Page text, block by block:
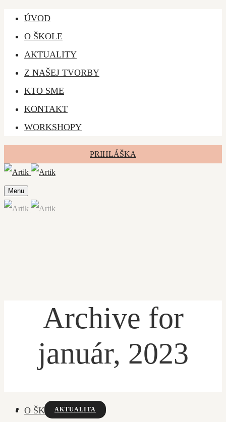
ÚVOD
O ŠKOLE
AKTUALITY
Z NAŠEJ TVORBY
KTO SME
KONTAKT
WORKSHOPY
PRIHLÁŠKA
Menu
O ŠKOLE
Archive for
január, 2023
AKTUALITA